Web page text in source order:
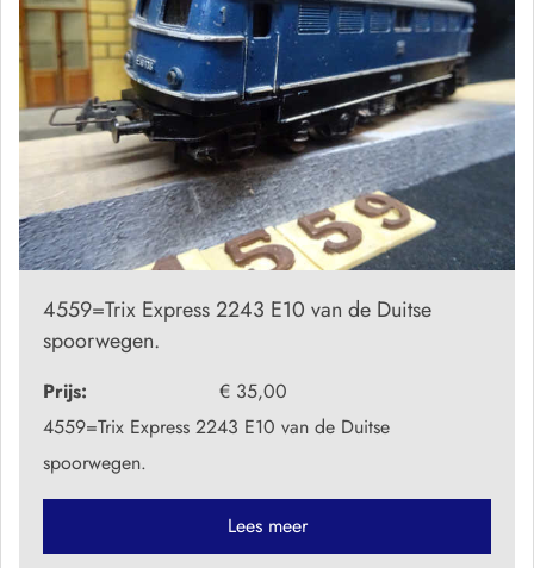
4559=Trix Express 2243 E10 van de Duitse
spoorwegen.
Prijs:
€ 35,00
4559=Trix Express 2243 E10 van de Duitse
spoorwegen.
Lees meer